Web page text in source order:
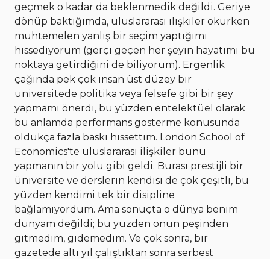
geçmek o kadar da beklenmedik değildi. Geriye
dönüp baktığımda, uluslararası ilişkiler okurken
muhtemelen yanlış bir seçim yaptığımı
hissediyorum (gerçi geçen her şeyin hayatımı bu
noktaya getirdiğini de biliyorum). Ergenlik
çağında pek çok insan üst düzey bir
üniversitede politika veya felsefe gibi bir şey
yapmamı önerdi, bu yüzden entelektüel olarak
bu anlamda performans gösterme konusunda
oldukça fazla baskı hissettim. London School of
Economics'te uluslararası ilişkiler bunu
yapmanın bir yolu gibi geldi. Burası prestijli bir
üniversite ve derslerin kendisi de çok çeşitli, bu
yüzden kendimi tek bir disipline
bağlamıyordum. Ama sonuçta o dünya benim
dünyam değildi; bu yüzden onun peşinden
gitmedim, gidemedim. Ve çok sonra, bir
gazetede altı yıl çalıştıktan sonra serbest